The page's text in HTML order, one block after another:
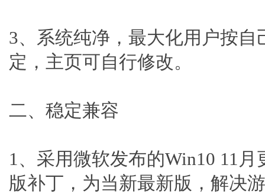
3、系统纯净，最大化用户按
定，主页可自行修改。
二、稳定兼容
1、采用微软发布的Win10 11
版补丁，为当新最新版，解决